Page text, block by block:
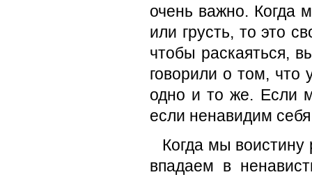
очень важно. Когда
или грусть, то это
чтобы раскаяться,
говорили о том, что
одно и то же. Если
если ненавидим
Когда мы
впадаем в